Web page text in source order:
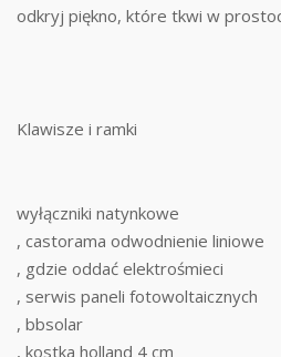
odkryj piękno, które tkwi w
Klawisze i ramki
wyłączniki natynkowe
, castorama odwodnienie liniowe
, gdzie oddać elektrośmieci
, serwis paneli fotowoltaicznych
, bbsolar
, kostka holland 4 cm